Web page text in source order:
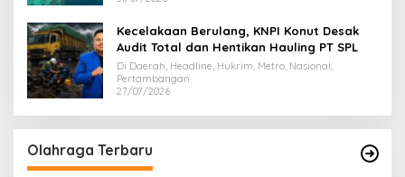
Kecelakaan Berulang, KNPI Konut Desak
Audit Total dan Hentikan Hauling PT SPL
Di Daerah, Headline, Hukrim, Metro, Nasional,
Pertambangan
27/07/2026
Olahraga Terbaru